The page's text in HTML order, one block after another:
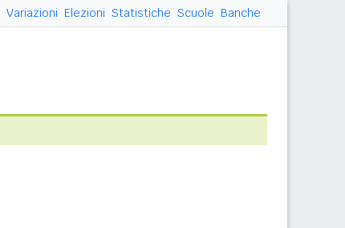
Variazioni Elezioni Statistiche Scuole Banche